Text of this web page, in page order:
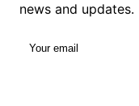
news and updates.
Your email